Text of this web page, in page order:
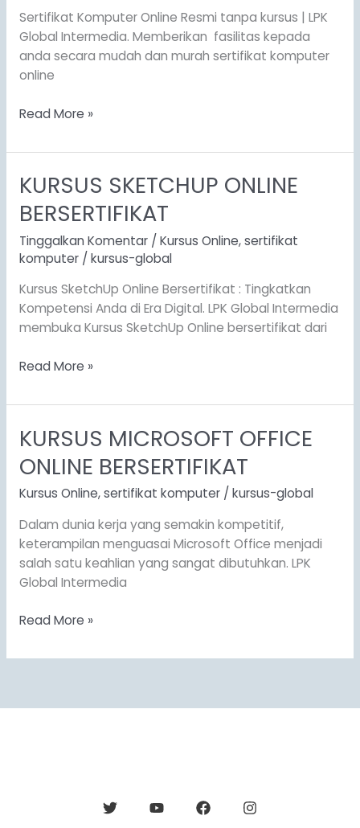
Sertifikat Komputer Online Resmi tanpa kursus | LPK
Global Intermedia. Memberikan fasilitas kepada
anda secara mudah dan murah sertifikat komputer
online
Read More »
KURSUS SKETCHUP ONLINE
BERSERTIFIKAT
Tinggalkan Komentar / Kursus Online,sertifikat
komputer/ kursus-global
Kursus SketchUp Online Bersertifikat : Tingkatkan
Kompetensi Anda di Era Digital. LPK Global Intermedia
membuka Kursus SketchUp Online bersertifikat dari
KURSUS
ONLINE
BERSERTIFIKAT
Read More »
KURSUS MICROSOFT OFFICE
ONLINE BERSERTIFIKAT
Kursus Online,sertifikat komputer/ kursus-global
Dalam dunia kerja yang semakin kompetitif,
keterampilan menguasai Microsoft Office menjadi
salah satu keahlian yang sangat dibutuhkan. LPK
Global Intermedia
KURSUS
MICROSOFT
OFFICE
ONLINE
Read More »